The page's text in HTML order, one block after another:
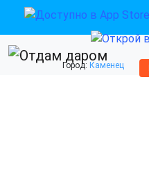
Город: Каменец